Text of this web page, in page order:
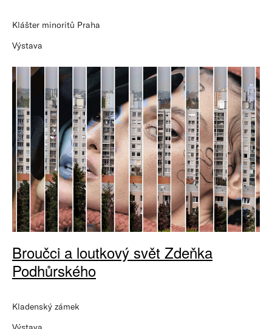
Klášter minoritů Praha
Výstava
Broučci a loutkový svět Zdeňka
Podhůrského
Kladenský zámek
Výstava